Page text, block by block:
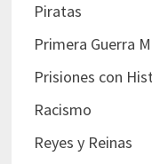
Piratas
Primera Guerra
Prisiones con
Racismo
Reyes y Reinas